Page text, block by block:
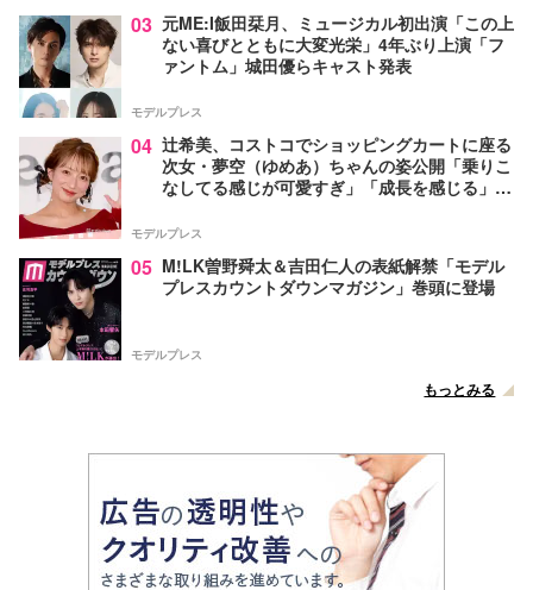
03 元ME:I飯田栞月、ミュージカル初出演「この上
ない喜びとともに大変光栄」4年ぶり上演「フ
ァントム」城田優らキャスト発表
モデルプレス
04 辻希美、コストコでショッピングカートに座る
次女・夢空（ゆめあ）ちゃんの姿公開「乗りこ
なしてる感じが可愛すぎ」「成長を感じる」の
モデルプレス
05 M!LK曽野舜太＆吉田仁人の表紙解禁「モデル
プレスカウントダウンマガジン」巻頭に登場
モデルプレス
もっとみる